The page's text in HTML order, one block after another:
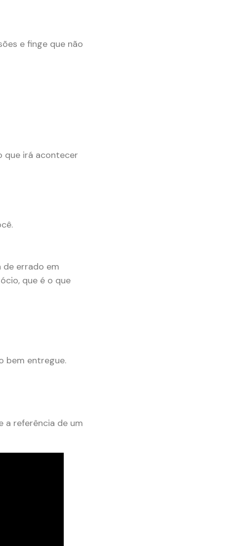
e finge que não
que irá acontecer
errado em
que é o que
bem entregue.
a referência de um